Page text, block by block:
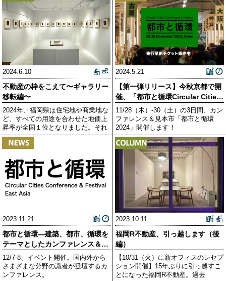
2024.6.10
不動産の枠をこえて〜ギャラリー
移転編〜
2024年、福岡県は住宅地や商業地な
ど、すべての用途を合わせた地価上
昇率が全国１位となりました。それ
2024.5.21
【第一弾リリース】今秋京都で開
催、「都市と循環Circular Cities
C
11/28（木）-30（土）の3日間、カン
ファレンス＆見本市「都市と循環
2024」開催します！
2023.11.21
都市と循環―建築、都市、循環を
テーマとしたカンファレンス＆フ
ェスティバルを京都で
12/7-8、イベント開催。国内外から
さまざまな分野の識者が登壇するカ
ンファレンス。
2023.10.11
福岡R不動産、引っ越します（後
編）
【10/31（火）に新オフィスのレセプ
ション開催】15年ぶりに引っ越すこ
とになった福岡R不動産。過去